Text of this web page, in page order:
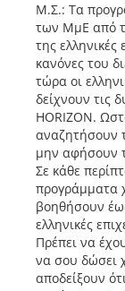
Μ.Σ.: Τα
των ΜμΕ από
της ελληνικές
κανόνες του
τώρα οι
δείχνουν τις
HORIZON.
αναζητήσουν
μην αφήσουν
Σε κάθε
προγράμματα
βοηθήσουν
ελληνικές
Πρέπει να
να σου δώσει
αποδείξουν